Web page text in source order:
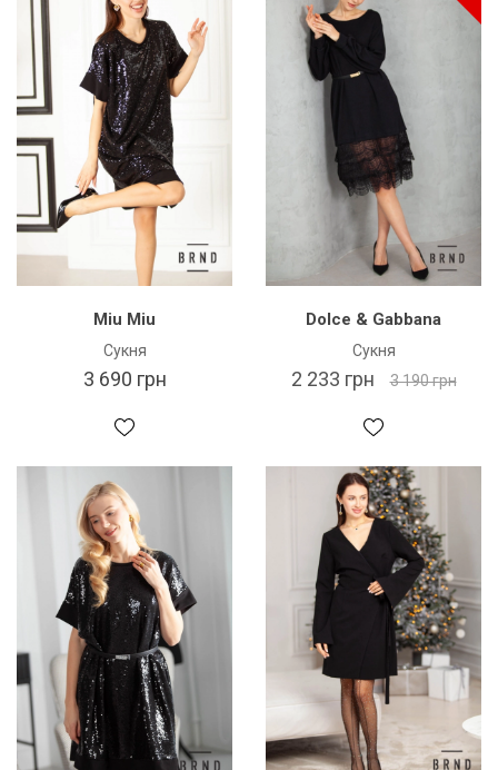
Miu Miu
Сукня
3 690 грн
Dolce & Gabbana
Сукня
2 233 грн 3 190 грн